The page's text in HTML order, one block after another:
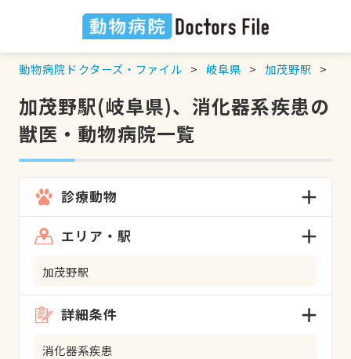
動物病院ドクターズ・ファイル 岐阜県 加茂野駅
加茂野駅(岐阜県)、消化器系疾患の
獣医・動物病院一覧
診療動物
エリア・駅
加茂野駅
詳細条件
消化器系疾患